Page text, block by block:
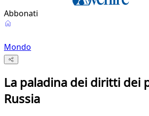
Abbonati
Mondo
La paladina dei diritti dei
Russia